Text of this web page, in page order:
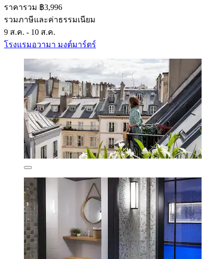
ราคารวม ฿3,996
รวมภาษีและค่าธรรมเนียม
9 ส.ค. - 10 ส.ค.
โรงแรมอวามา มงต์มาร์ตร์